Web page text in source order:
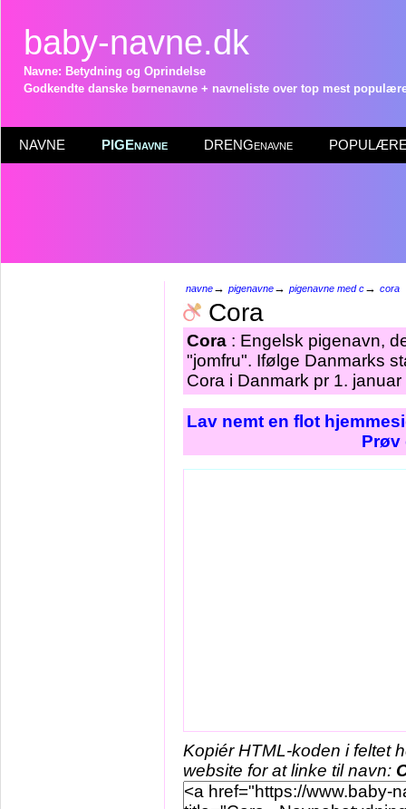
baby-navne.dk
Navne: Betydning og Oprindelse
Godkendte danske børnenavne + navneliste over top mest
NAVNE PIGEnavne DRENGenavne POPULÆRE
navne→ pigenavne→ pigenavne med c→ cora
Cora
Cora : Engelsk pigenavn,
"jomfru". Ifølge Danmarks
Cora i Danmark pr 1.
Lav nemt en flot
Prøv
Kopiér HTML-koden i feltet
website for at linke til navn: